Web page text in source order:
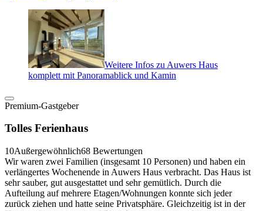
Weitere Infos zu Auwers Haus
komplett mit Panoramablick und Kamin
Premium-Gastgeber
Tolles Ferienhaus
10Außergewöhnlich68 Bewertungen
Wir waren zwei Familien (insgesamt 10 Personen) und haben ein
verlängertes Wochenende in Auwers Haus verbracht. Das Haus ist
sehr sauber, gut ausgestattet und sehr gemütlich. Durch die
Aufteilung auf mehrere Etagen/Wohnungen konnte sich jeder
zurück ziehen und hatte seine Privatsphäre. Gleichzeitig ist in der